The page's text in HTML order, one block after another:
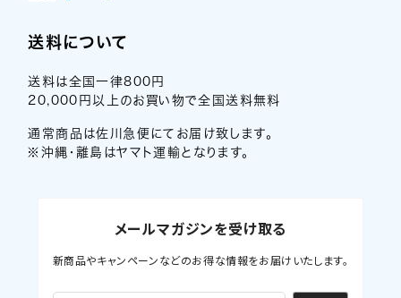
送料について
送料は全国一律800円
20,000円以上のお買い物で全国送料無料
通常商品は佐川急便にてお届け致します。
※沖縄・離島はヤマト運輸となります。
メールマガジンを受け取る
新商品やキャンペーンなどのお得な情報をお届けいたします。